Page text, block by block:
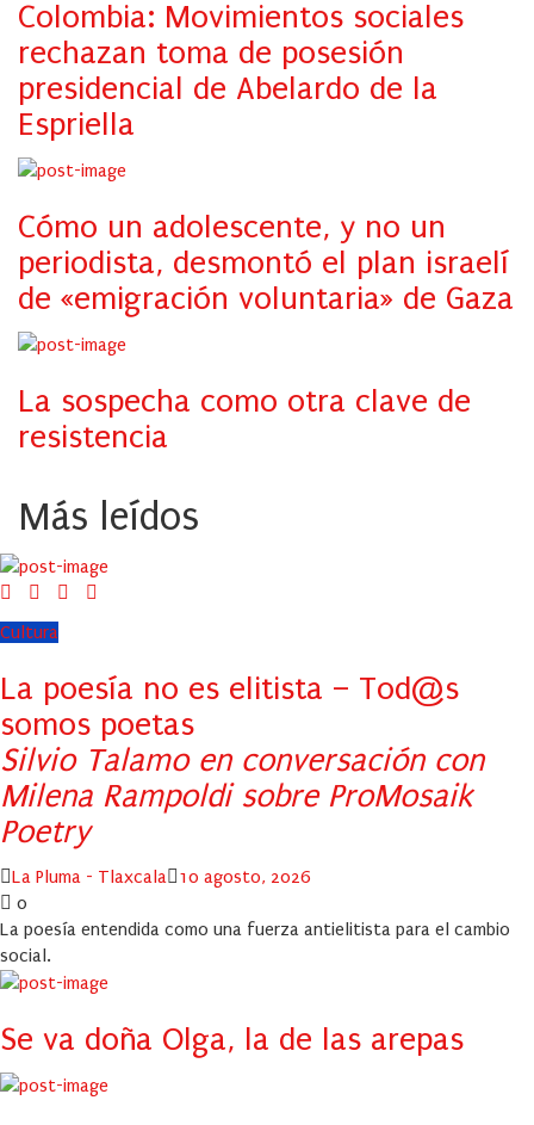
Colombia: Movimientos sociales
rechazan toma de posesión
presidencial de Abelardo de la
Espriella
Cómo un adolescente, y no un
periodista, desmontó el plan israelí
de «emigración voluntaria» de Gaza
La sospecha como otra clave de
resistencia
Más leídos
Cultura
La poesía no es elitista – Tod@s
somos poetas
Silvio Talamo en conversación con
Milena Rampoldi sobre ProMosaik
Poetry
Author
La Pluma - Tlaxcala
Posted
10 agosto, 2026
0
La poesía entendida como una fuerza antielitista para el cambio
social.
Se va doña Olga, la de las arepas